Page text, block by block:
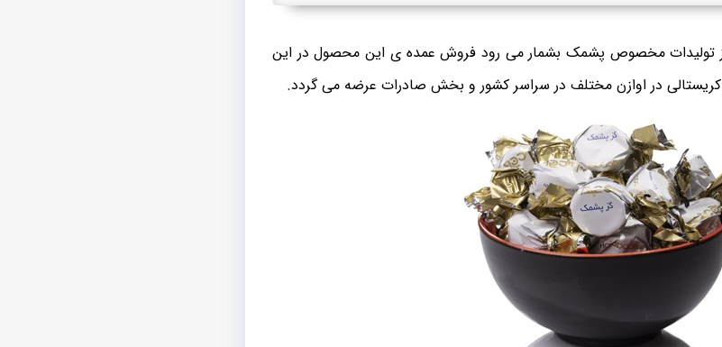
از تولیدات مخصوص پشمک بشمار می رود فروش عمده ی این محصول در این
در اوازن مختلف در سراسر کشور و بخش صادرات عرضه می گردد.